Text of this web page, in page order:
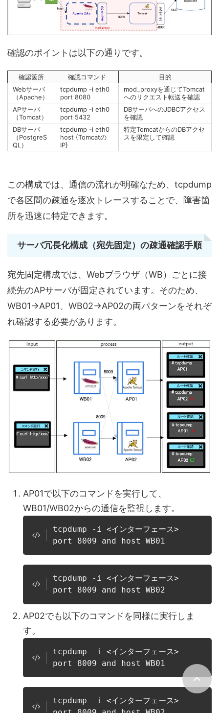
確認のポイントは以下の通りです。
確認箇所 確認コマンド
目的
Webサーバ
（Apache）
tcpdump -i eth0
port 8080
mod_proxyを通じてTomcat
へのリクエスト転送を確認
APサーバ
（Tomcat）
tcpdump -i eth0
port 5432
DBサーバへのJDBCアクセス
を確認
DBサーバ
（PostgreS
QL）
tcpdump -i eth0
host {Tomcatの
IP}
特定TomcatからのDBアクセ
スを限定して確認
この構成では、通信の流れが明確なため、tcpdump
で各区間の疎通を逐次トレースすることで、障害箇
所を迅速に特定できます。
サーバ冗長化構成（宛先固定）の疎通確認手順
宛先固定構成では、Webブラウザ（WB）ごとに接
続先のAPサーバが固定されています。そのため、
WB01→AP01、WB02→AP02の両パターンをそれぞ
れ確認する必要があります。
AP01で以下のコマンドを実行して、
WB01/WB02からの通信を監視します。
tcpdump -i <インターフェース>
port 8009 and host WB01
tcpdump -i <インターフェース>
port 8009 and host WB02
AP02でも以下のコマンドを同様に実行しま
す。
tcpdump -i <インターフェース>
port 8009 and host WB01
tcpdump -i <インターフェース>